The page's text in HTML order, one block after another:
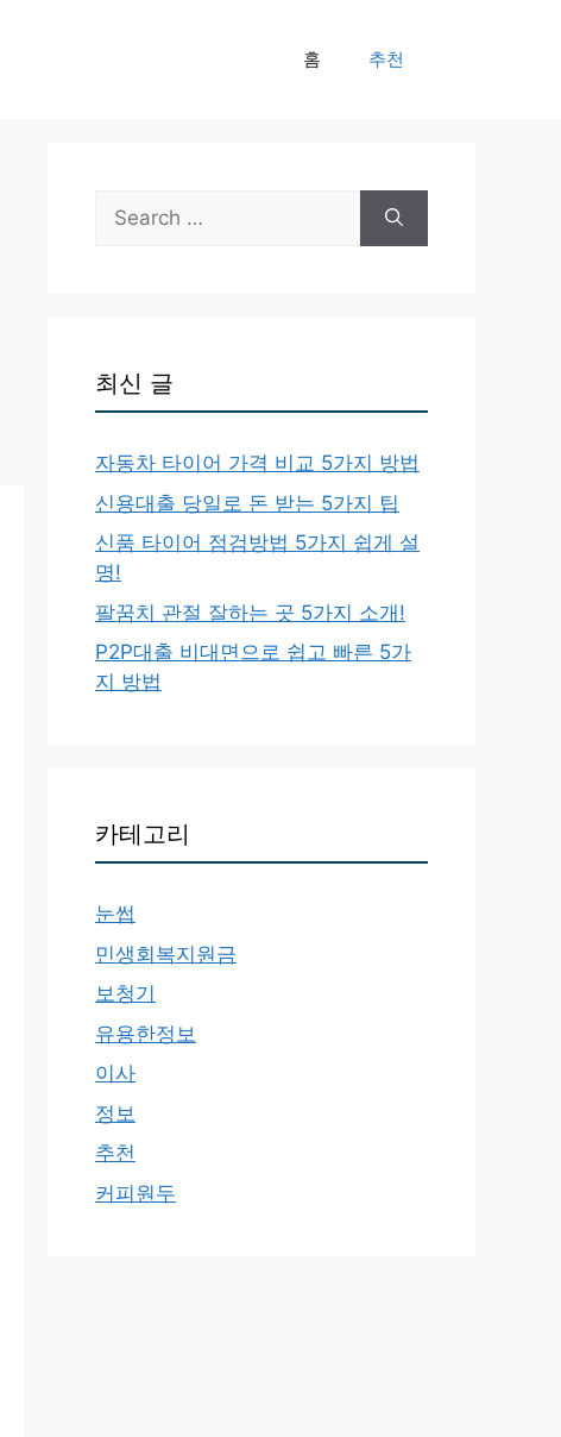
홈 추천
Search
for:
최신 글
자동차 타이어 가격 비교 5가지 방법
신용대출 당일로 돈 받는 5가지 팁
신품 타이어 점검방법 5가지 쉽게 설
명!
팔꿈치 관절 잘하는 곳 5가지 소개!
P2P대출 비대면으로 쉽고 빠른 5가
지 방법
카테고리
눈썹
민생회복지원금
보청기
유용한정보
이사
정보
추천
커피원두